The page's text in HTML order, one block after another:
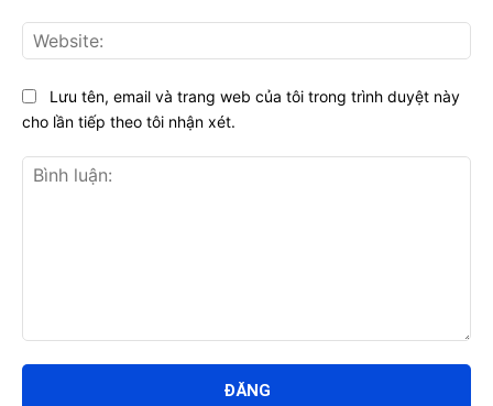
luận:
Lưu tên, email và trang web của tôi trong trình duyệt này
cho lần tiếp theo tôi nhận xét.